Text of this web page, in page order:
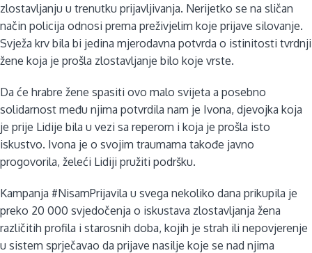
zlostavljanju u trenutku prijavljivanja. Nerijetko se na sličan
način policija odnosi prema preživjelim koje prijave silovanje.
Svježa krv bila bi jedina mjerodavna potvrda o istinitosti tvrdnji
žene koja je prošla zlostavljanje bilo koje vrste.
Da će hrabre žene spasiti ovo malo svijeta a posebno
solidarnost među njima potvrdila nam je Ivona, djevojka koja
je prije Lidije bila u vezi sa reperom i koja je prošla isto
iskustvo. Ivona je o svojim traumama takođe javno
progovorila, želeći Lidiji pružiti podršku.
Kampanja #NisamPrijavila u svega nekoliko dana prikupila je
preko 20 000 svjedočenja o iskustava zlostavljanja žena
različitih profila i starosnih doba, kojih je strah ili nepovjerenje
u sistem sprječavao da prijave nasilje koje se nad njima